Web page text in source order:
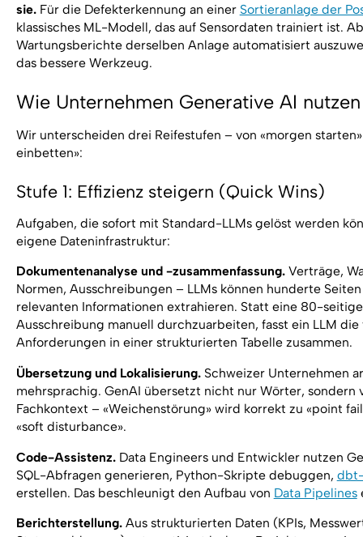
sie.Für die Defekterkennung an einer Sortieranlage der
klassisches ML-Modell, das auf Sensordaten trainiert ist.
Wartungsberichte derselben Anlage automatisiert
das bessere Werkzeug.
Wie Unternehmen Generative AI
Wir unterscheiden drei Reifestufen – von «morgen
einbetten»:
Stufe 1: Effizienz steigern (Quick Wins)
Aufgaben, die sofort mit Standard-LLMs gelöst werden
eigene Dateninfrastruktur:
Dokumentenanalyse und -zusammenfassung.Verträge,
Normen, Ausschreibungen – LLMs können hunderte
relevanten Informationen extrahieren. Statt eine 80-
Ausschreibung manuell durchzuarbeiten, fasst ein LLM
Anforderungen in einer strukturierten Tabelle zusammen.
Übersetzung und Lokalisierung.Schweizer Unternehmen
mehrsprachig. GenAI übersetzt nicht nur Wörter, sondern
Fachkontext – «Weichenstörung» wird korrekt zu «point
«soft disturbance».
Code-Assistenz.Data Engineers und Entwickler nutzen
SQL-Abfragen generieren, Python-Skripte debuggen,
erstellen. Das beschleunigt den Aufbau von Data Pipelines
Berichterstellung.Aus strukturierten Daten (KPIs,